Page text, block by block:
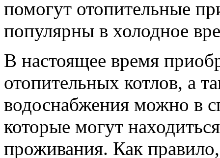
помогут отопительные
популярны в холодное
В настоящее время
отопительных котлов, а
водоснабжения можно в
которые могут
проживания. Как